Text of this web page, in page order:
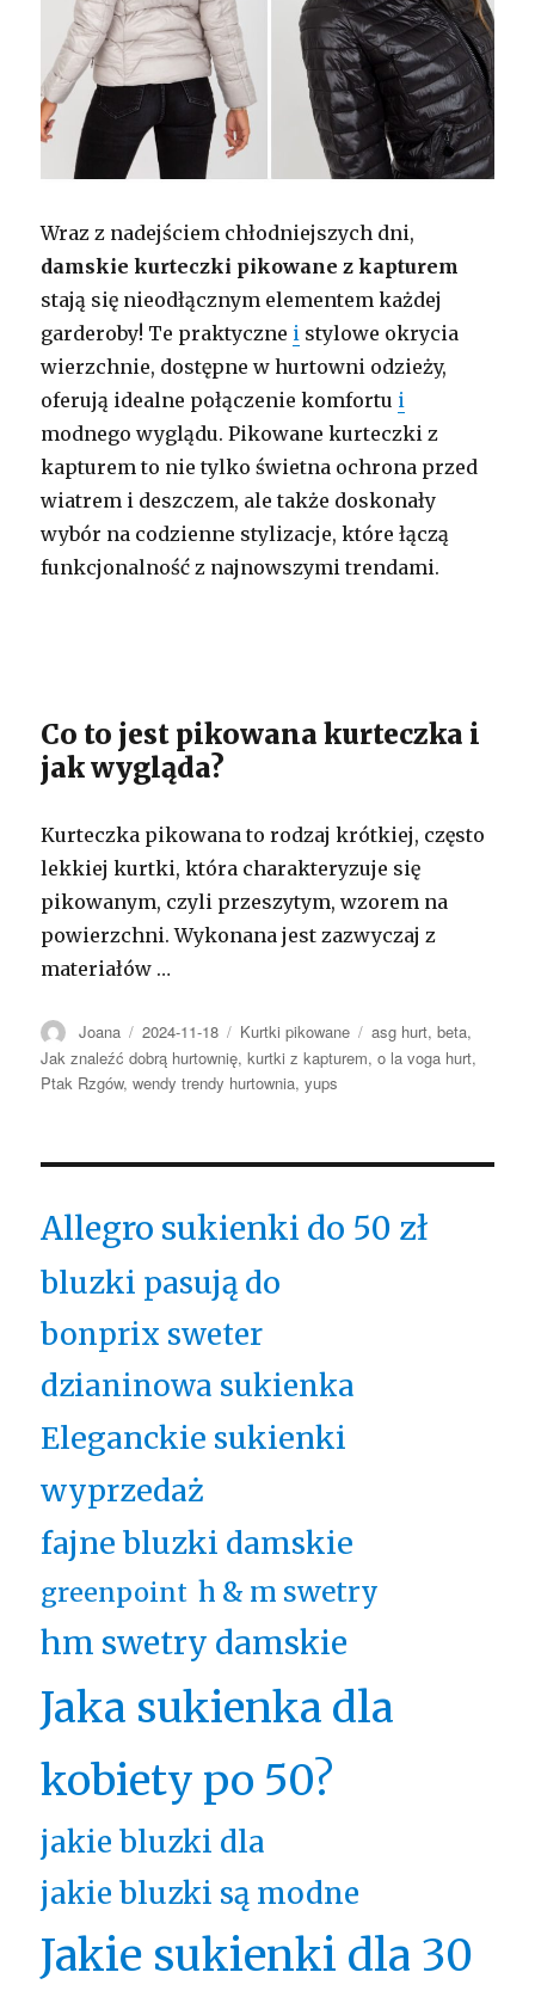
Wraz z nadejściem chłodniejszych dni,
damskie kurteczki pikowane z kapturem
stają się nieodłącznym elementem każdej
garderoby! Te praktyczne i stylowe okrycia
wierzchnie, dostępne w hurtowni odzieży,
oferują idealne połączenie komfortu i
modnego wyglądu. Pikowane kurteczki z
kapturem to nie tylko świetna ochrona przed
wiatrem i deszczem, ale także doskonały
wybór na codzienne stylizacje, które łączą
funkcjonalność z najnowszymi trendami.
Co to jest pikowana kurteczka i
jak wygląda?
Kurteczka pikowana to rodzaj krótkiej, często
lekkiej kurtki, która charakteryzuje się
pikowanym, czyli przeszytym, wzorem na
powierzchni. Wykonana jest zazwyczaj z
materiałów …
Autor
Joana Opublikowano
2024-11-18 Kategorie
Kurtki pikowane Tagi
asg hurt,beta,
Jak znaleźć dobrą hurtownię,kurtki z kapturem,o la voga hurt,
Ptak Rzgów,wendy trendy hurtownia,yups
Allegro sukienki do 50 zł
bluzki pasują do
bonprix sweter
dzianinowa sukienka
Eleganckie sukienki
wyprzedaż
fajne bluzki damskie
greenpoint h & m swetry
hm swetry damskie
Jaka sukienka dla
kobiety po 50?
jakie bluzki dla
jakie bluzki są modne
Jakie sukienki dla 30